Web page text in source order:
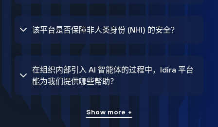
该平台是否保障非人类身份 (NHI) 的安全？
在组织内部引入 AI 智能体的过程中，Idira 平台
能为我们提供哪些帮助？
Show more +